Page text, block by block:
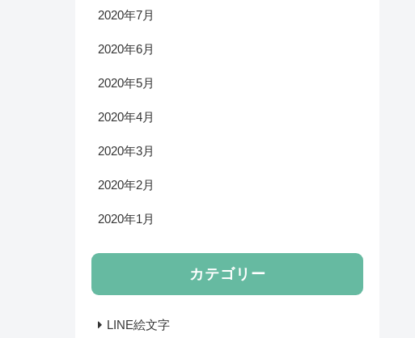
2020年7月
2020年6月
2020年5月
2020年4月
2020年3月
2020年2月
2020年1月
カテゴリー
LINE絵文字